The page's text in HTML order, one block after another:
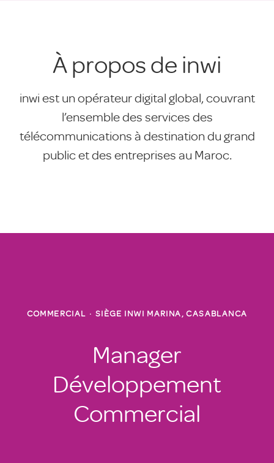
À propos de inwi
inwi est un opérateur digital global, couvrant
l’ensemble des services des
télécommunications à destination du grand
public et des entreprises au Maroc.
COMMERCIAL · SIÈGE INWI MARINA, CASABLANCA
Manager
Développement
Commercial